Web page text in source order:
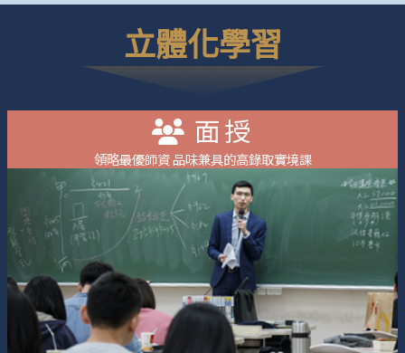
立體化學習
面授
領略最優師資 品味兼具的高錄取實境課